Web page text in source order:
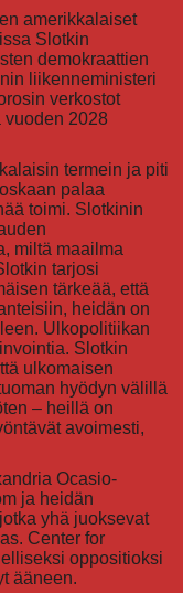
amerikkalaiset
Slotkin
demokraattien
liikenneministeri
verkostot
vuoden 2028
termein ja piti
palaa
toimi. Slotkinin
miltä maailma
tarjosi
tärkeää, että
heidän on
Ulkopolitiikan
Slotkin
ulkomaisen
hyödyn välillä
– heillä on
avoimesti,
Ocasio-
ja heidän
yhä juoksevat
Center for
oppositioksi
ääneen.